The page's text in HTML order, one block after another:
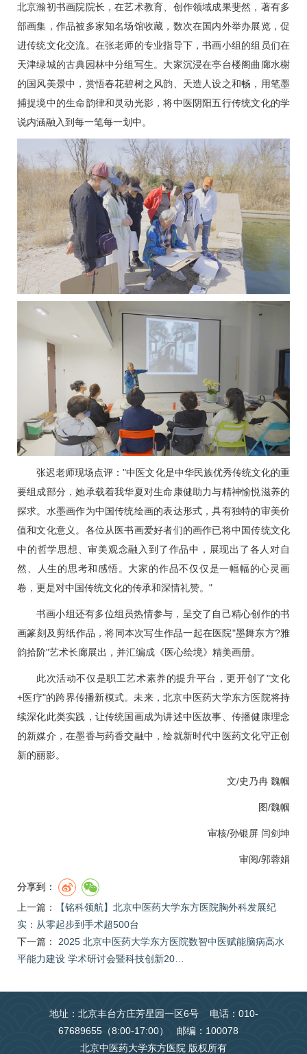
北京瀚初书画院院长，在艺术教育、创作领域成果斐然，著有多
部画集，作品被多家知名场馆收藏，数次在国内外举办展览，促
进传统文化交流。在张老师的专业指导下，书画小组的组员们在
天津绿城的古典园林中分组写生。大家沉浸在亭台楼阁曲廊水榭
的国风美景中，赏悟春花碧树之风韵、天造人设之和畅，用笔墨
捕捉境中的生命韵律和灵动光影，将中医阴阳五行传统文化的学
说内涵融入到每一笔每一划中。
张迟老师现场点评："中医文化是中华民族优秀传统文化的重
要组成部分，她承载着我华夏对生命康健助力与精神愉悦滋养的
探求。水墨画作为中国传统绘画的表达形式，具有独特的审美价
值和文化意义。各位从医书画爱好者们的画作已将中国传统文化
中的哲学思想、审美观念融入到了作品中，展现出了各人对自
然、人生的思考和感悟。大家的作品不仅仅是一幅幅的心灵画
卷，更是对中国传统文化的传承和深情礼赞。"
书画小组还有多位组员热情参与，呈交了自己精心创作的书
画篆刻及剪纸作品，将同本次写生作品一起在医院"墨舞东方?雅
韵拾阶"艺术长廊展出，并汇编成《医心绘境》精美画册。
此次活动不仅是职工艺术素养的提升平台，更开创了"文化
+医疗"的跨界传播新模式。未来，北京中医药大学东方医院将持
续深化此类实践，让传统国画成为讲述中医故事、传播健康理念
的新媒介，在墨香与药香交融中，绘就新时代中医药文化守正创
新的丽影。
文/史乃冉 魏帼
图/魏帼
审核/孙银屏 闫剑坤
审阅/郭蓉娟
分享到：
上一篇：
​【铭科领航】北京中医药大学东方医院胸外科发展纪
实：从零起步到手术超500台
下一篇：
2025 北京中医药大学东方医院数智中医赋能脑病高水
平能力建设 学术研讨会暨科技创新20…
地址：北京丰台方庄芳星园一区6号 电话：010-
67689655（8:00-17:00） 邮编：100078
北京中医药大学东方医院 版权所有